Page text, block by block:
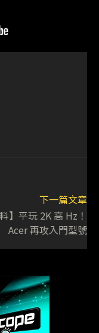
下一篇文章
料】平玩 2K 高 Hz！
Acer 再攻入門型號